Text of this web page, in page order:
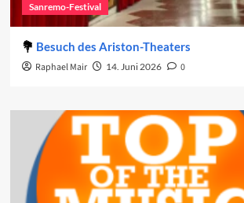
Sanremo-Festival
Besuch des Ariston-Theaters
Raphael Mair 14. Juni 2026 0